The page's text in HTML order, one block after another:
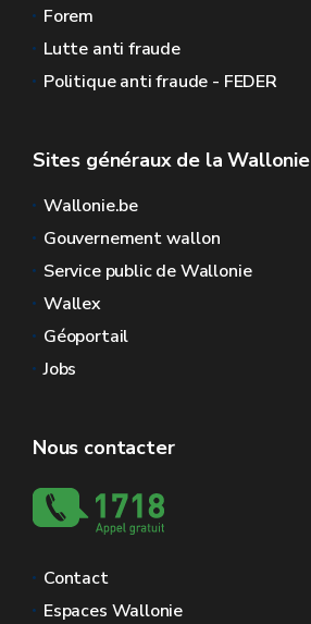
Forem
Lutte anti fraude
Politique anti fraude - FEDER
Sites généraux de la Wallonie
Wallonie.be
Gouvernement wallon
Service public de Wallonie
Wallex
Géoportail
Jobs
Nous contacter
Contact
Espaces Wallonie